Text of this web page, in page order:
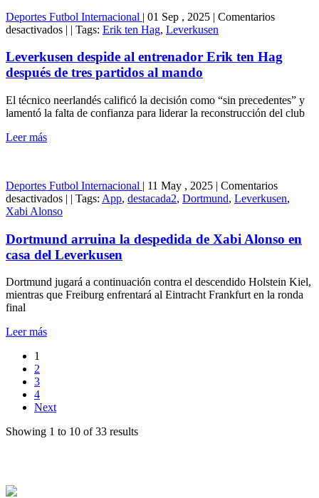
Deportes Futbol Internacional | 01 Sep , 2025 | Comentarios
desactivadosen
despide
entrenador
ten
Hag
al
mando
| | Tags: Erik ten Hag, Leverkusen
Leverkusen despide al entrenador Erik ten Hag
después de tres partidos al mando
El técnico neerlandés calificó la decisión como “sin precedentes” y
lamentó la falta de confianza para liderar la reconstrucción del club
Leer más
Deportes Futbol Internacional | 11 May , 2025 | Comentarios
desactivadosen
Dortmund
la
despedida
de
Xabi
Alonso
en
| | Tags: App, destacada2, Dortmund, Leverkusen,
Xabi Alonso
Dortmund arruina la despedida de Xabi Alonso en
casa del Leverkusen
Dortmund jugará a continuación contra el descendido Holstein Kiel,
mientras que Freiburg enfrentará al Eintracht Frankfurt en la ronda
final
Leer más
1
2
3
4
Next
Showing 1 to 10 of 33 results